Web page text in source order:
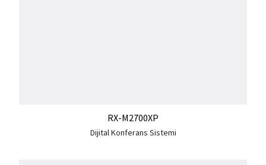
RX-M2700XP
Dijital Konferans Sistemi